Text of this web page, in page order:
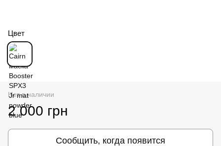
Цвет
Нет в наличии
2 000 грн
Сообщить, когда появится